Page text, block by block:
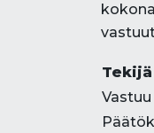
Tekijä
Vastuu